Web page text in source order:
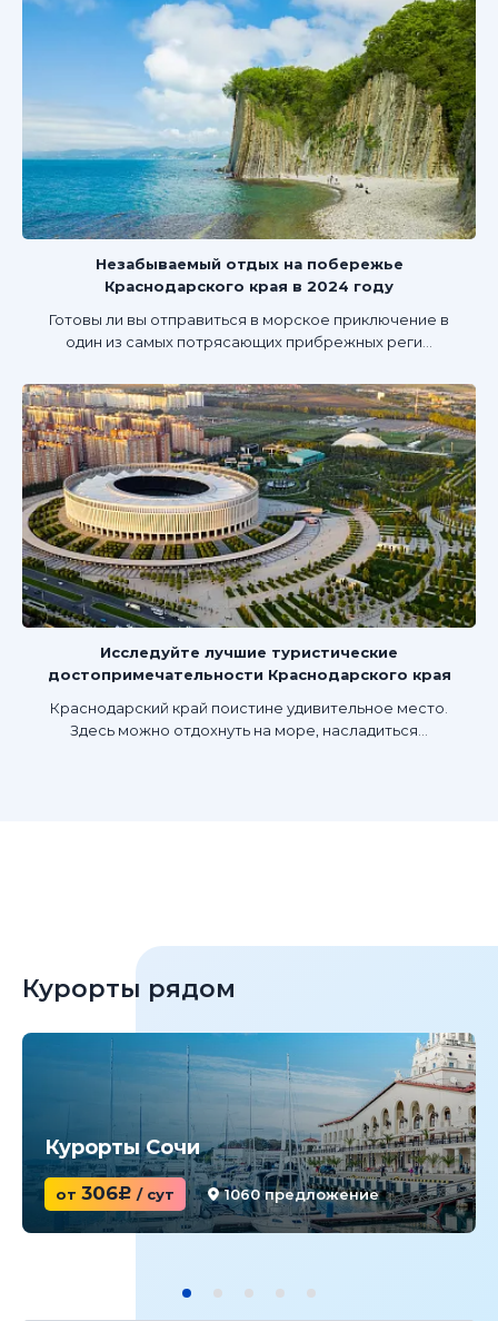
Незабываемый отдых на побережье
Краснодарского края в 2024 году
Готовы ли вы отправиться в морское приключение в
один из самых потрясающих прибрежных реги...
Исследуйте лучшие туристические
достопримечательности Краснодарского края
Краснодарский край поистине удивительное место.
Здесь можно отдохнуть на море, насладиться...
Курорты рядом
Курорты Сочи
от 306c / сут 1060 предложение